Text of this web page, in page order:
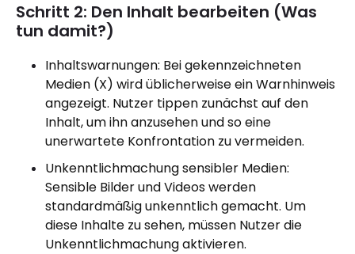
Schritt 2: Den Inhalt bearbeiten (Was
tun damit?)
Inhaltswarnungen: Bei gekennzeichneten
Medien (X) wird üblicherweise ein Warnhinweis
angezeigt. Nutzer tippen zunächst auf den
Inhalt, um ihn anzusehen und so eine
unerwartete Konfrontation zu vermeiden.
Unkenntlichmachung sensibler Medien:
Sensible Bilder und Videos werden
standardmäßig unkenntlich gemacht. Um
diese Inhalte zu sehen, müssen Nutzer die
Unkenntlichmachung aktivieren.